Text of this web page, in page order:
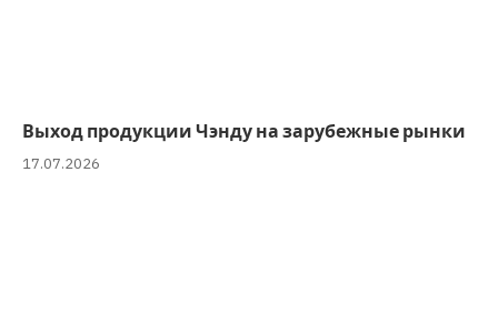
Выход продукции Чэнду на зарубежные рынки
17.07.2026